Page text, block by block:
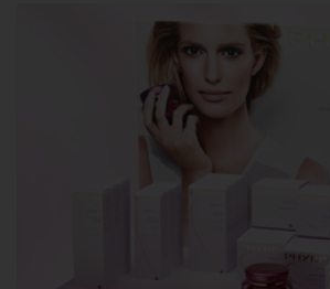
I Klinikken forhandler jeg